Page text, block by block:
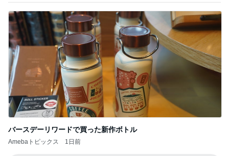
バースデーリワードで買った新作ボトル
Amebaトピックス 1日前